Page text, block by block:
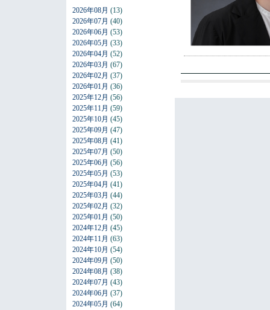
2026年08月 (13)
2026年07月 (40)
2026年06月 (53)
2026年05月 (33)
2026年04月 (52)
2026年03月 (67)
2026年02月 (37)
2026年01月 (36)
2025年12月 (56)
2025年11月 (59)
2025年10月 (45)
2025年09月 (47)
2025年08月 (41)
2025年07月 (50)
2025年06月 (56)
2025年05月 (53)
2025年04月 (41)
2025年03月 (44)
2025年02月 (32)
2025年01月 (50)
2024年12月 (45)
2024年11月 (63)
2024年10月 (54)
2024年09月 (50)
2024年08月 (38)
2024年07月 (43)
2024年06月 (37)
2024年05月 (64)